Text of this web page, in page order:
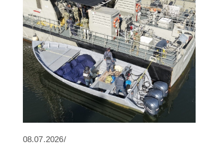
08.07.2026/